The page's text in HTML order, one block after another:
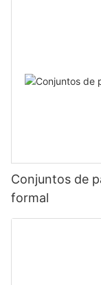
Conjuntos de
formal